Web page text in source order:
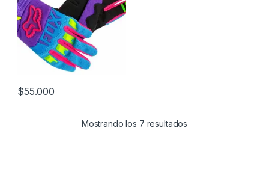
$55.000
Este producto tiene múltiples variantes. Las opciones se
Mostrando los 7 resultados